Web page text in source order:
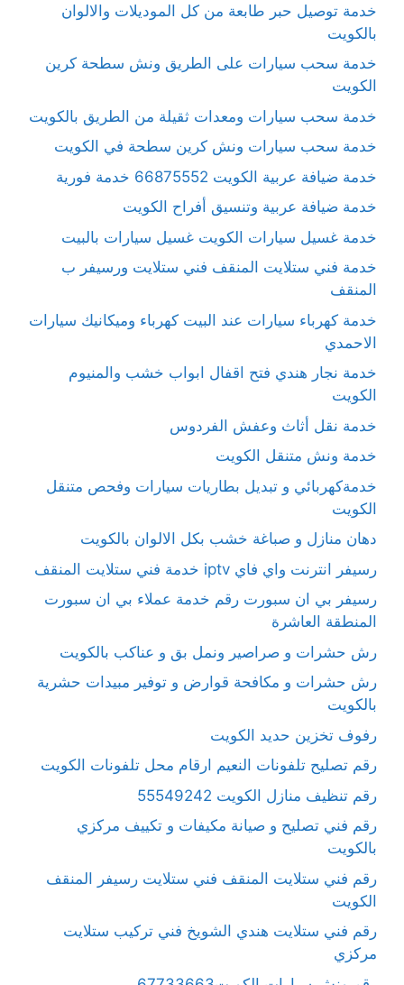
خدمة توصيل حبر طابعة من كل الموديلات والالوان
بالكويت
خدمة سحب سيارات على الطريق ونش سطحة كرين
الكويت
خدمة سحب سيارات ومعدات ثقيلة من الطريق بالكويت
خدمة سحب سيارات ونش كرين سطحة في الكويت
خدمة ضيافة عربية الكويت 66875552 خدمة فورية
خدمة ضيافة عربية وتنسيق أفراح الكويت
خدمة غسيل سيارات الكويت غسيل سيارات بالبيت
خدمة فني ستلايت المنقف فني ستلايت ورسيفر ب
المنقف
خدمة كهرباء سيارات عند البيت كهرباء وميكانيك سيارات
الاحمدي
خدمة نجار هندي فتح اقفال ابواب خشب والمنيوم
الكويت
خدمة نقل أثاث وعفش الفردوس
خدمة ونش متنقل الكويت
خدمةكهربائي و تبديل بطاريات سيارات وفحص متنقل
الكويت
دهان منازل و صباغة خشب بكل الالوان بالكويت
رسيفر انترنت واي فاي iptv خدمة فني ستلايت المنقف
رسيفر بي ان سبورت رقم خدمة عملاء بي ان سبورت
المنطقة العاشرة
رش حشرات و صراصير ونمل بق و عناكب بالكويت
رش حشرات و مكافحة قوارض و توفير مبيدات حشرية
بالكويت
رفوف تخزين حديد الكويت
رقم تصليح تلفونات النعيم ارقام محل تلفونات الكويت
رقم تنظيف منازل الكويت 55549242
رقم فني تصليح و صيانة مكيفات و تكييف مركزي
بالكويت
رقم فني ستلايت المنقف فني ستلايت رسيفر المنقف
الكويت
رقم فني ستلايت هندي الشويخ فني تركيب ستلايت
مركزي